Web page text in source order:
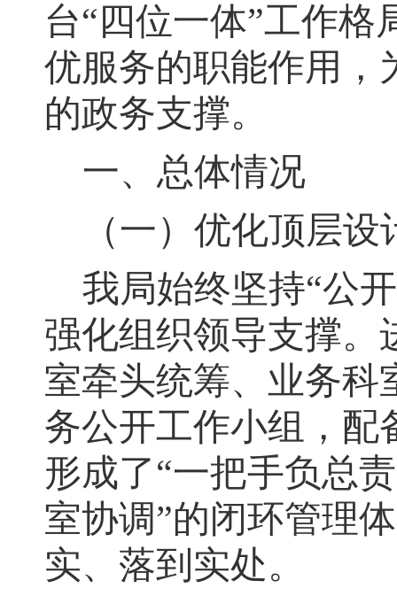
台“四位一体”工作
优服务的职能作用 ，
的政务支撑。
一、总体情况
（一）优化顶层设
我局始终坚持“公
强化组织领导支撑。
室牵头统筹、业务科
务公开工作小组，配
形成了“一把手负总
室协调”的闭环管理
实、落到实处。